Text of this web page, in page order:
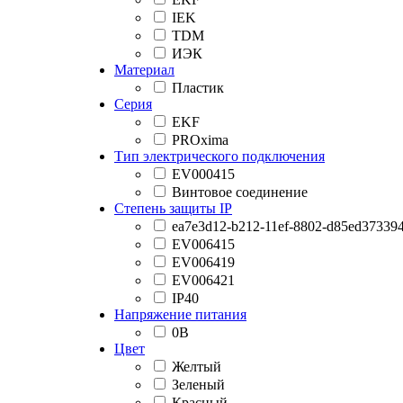
IEK
TDM
ИЭК
Материал
Пластик
Серия
EKF
PROxima
Тип электрического подключения
EV000415
Винтовое соединение
Степень защиты IP
ea7e3d12-b212-11ef-8802-
EV006415
EV006419
EV006421
IP40
Напряжение питания
0В
Цвет
Желтый
Зеленый